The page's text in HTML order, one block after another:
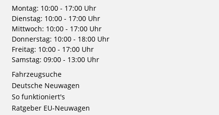
Montag: 10:00 - 17:00 Uhr
Dienstag: 10:00 - 17:00 Uhr
Mittwoch: 10:00 - 17:00 Uhr
Donnerstag: 10:00 - 18:00 Uhr
Freitag: 10:00 - 17:00 Uhr
Samstag: 09:00 - 13:00 Uhr
Fahrzeugsuche
Deutsche Neuwagen
So funktioniert's
Ratgeber EU-Neuwagen